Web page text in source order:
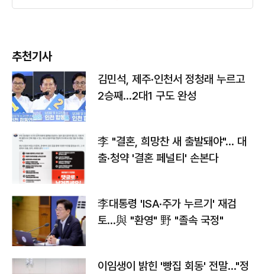
추천기사
김민석, 제주·인천서 정청래 누르고
2승째…2대1 구도 완성
李 "결혼, 희망찬 새 출발돼야"… 대
출·청약 '결혼 페널티' 손본다
李대통령 'ISA·주가 누르기' 재검
토…與 "환영" 野 "졸속 국정"
이임생이 밝힌 '빵집 회동' 전말…"정